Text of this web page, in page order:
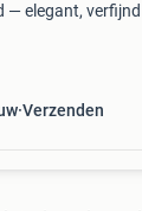
— elegant,
Verzenden